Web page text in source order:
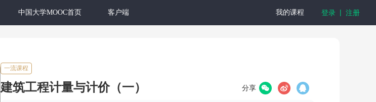
客户端 我的课程 登录 | 注册
中国大学MOOC首页
一流课程
建筑工程计量与计价（一） 分享